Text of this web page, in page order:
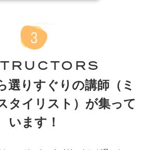
選りすぐりの講師（ミ
タイリスト）が集って
います！